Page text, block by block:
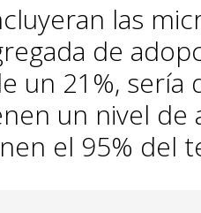
las
de
un 21%, sería
un nivel de
el 95% del